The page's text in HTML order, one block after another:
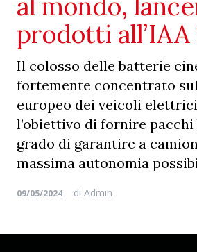
prodotti all’IAA
Il colosso delle batterie
fortemente concentrato
europeo dei veicoli
l’obiettivo di fornire
grado di garantire a
massima autonomia
09/05/2024 di Admin